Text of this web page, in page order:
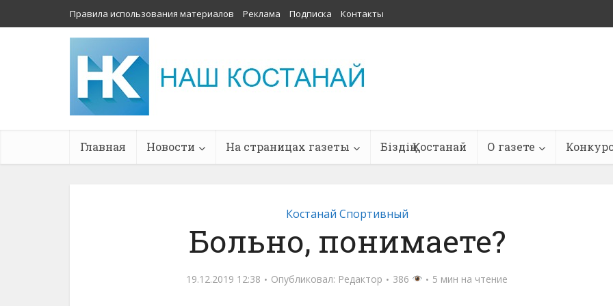
Правила использования материалов Реклама Подписка Контакты
Главная Новости На страницах газеты Біздің Қостанай О газете
Костанай Спортивный
Больно, понимаете?
19.12.2019 12:38 Опубликовал: Редактор 386 5 мин на чтение